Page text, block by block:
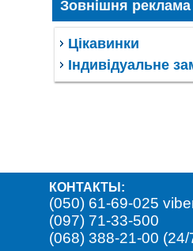
Зовнішня реклама
Цікавинки
Індивідуальне
КОНТАКТЫ:
(050) 61-69-025
(097) 71-33-500
(068) 388-21-00 (24/